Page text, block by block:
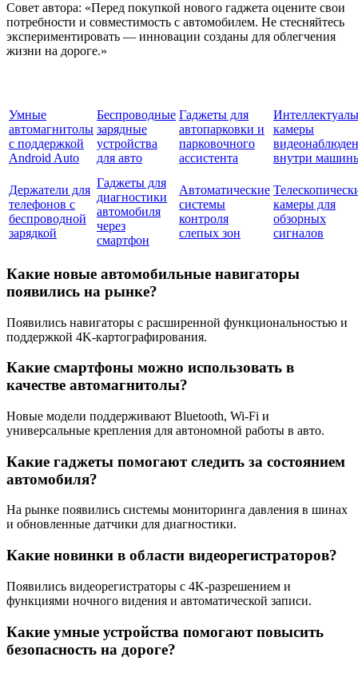
Совет автора: «Перед покупкой нового гаджета оцените свои
потребности и совместимость с автомобилем. Не стесняйтесь
экспериментировать — инновации созданы для облегчения
жизни на дороге.»
Умные
автомагнитолы
с поддержкой
Android Auto
Беспроводные
зарядные
устройства
для авто
Гаджеты для
автопарковки и
парковочного
ассистента
камеры
внутри
Держатели для
телефонов с
беспроводной
зарядкой
Гаджеты для
диагностики
автомобиля
через
смартфон
Автоматические
системы
контроля
слепых зон
камеры для
обзорных
сигналов
Какие новые автомобильные навигаторы
появились на рынке?
Появились навигаторы с расширенной функциональностью и
поддержкой 4K-картографирования.
Какие смартфоны можно использовать в
качестве автомагнитолы?
Новые модели поддерживают Bluetooth, Wi-Fi и
универсальные крепления для автономной работы в авто.
Какие гаджеты помогают следить за состоянием
автомобиля?
На рынке появились системы мониторинга давления в шинах
и обновленные датчики для диагностики.
Какие новинки в области видеорегистраторов?
Появились видеорегистраторы с 4K-разрешением и
функциями ночного видения и автоматической записи.
Какие умные устройства помогают повысить
безопасность на дороге?